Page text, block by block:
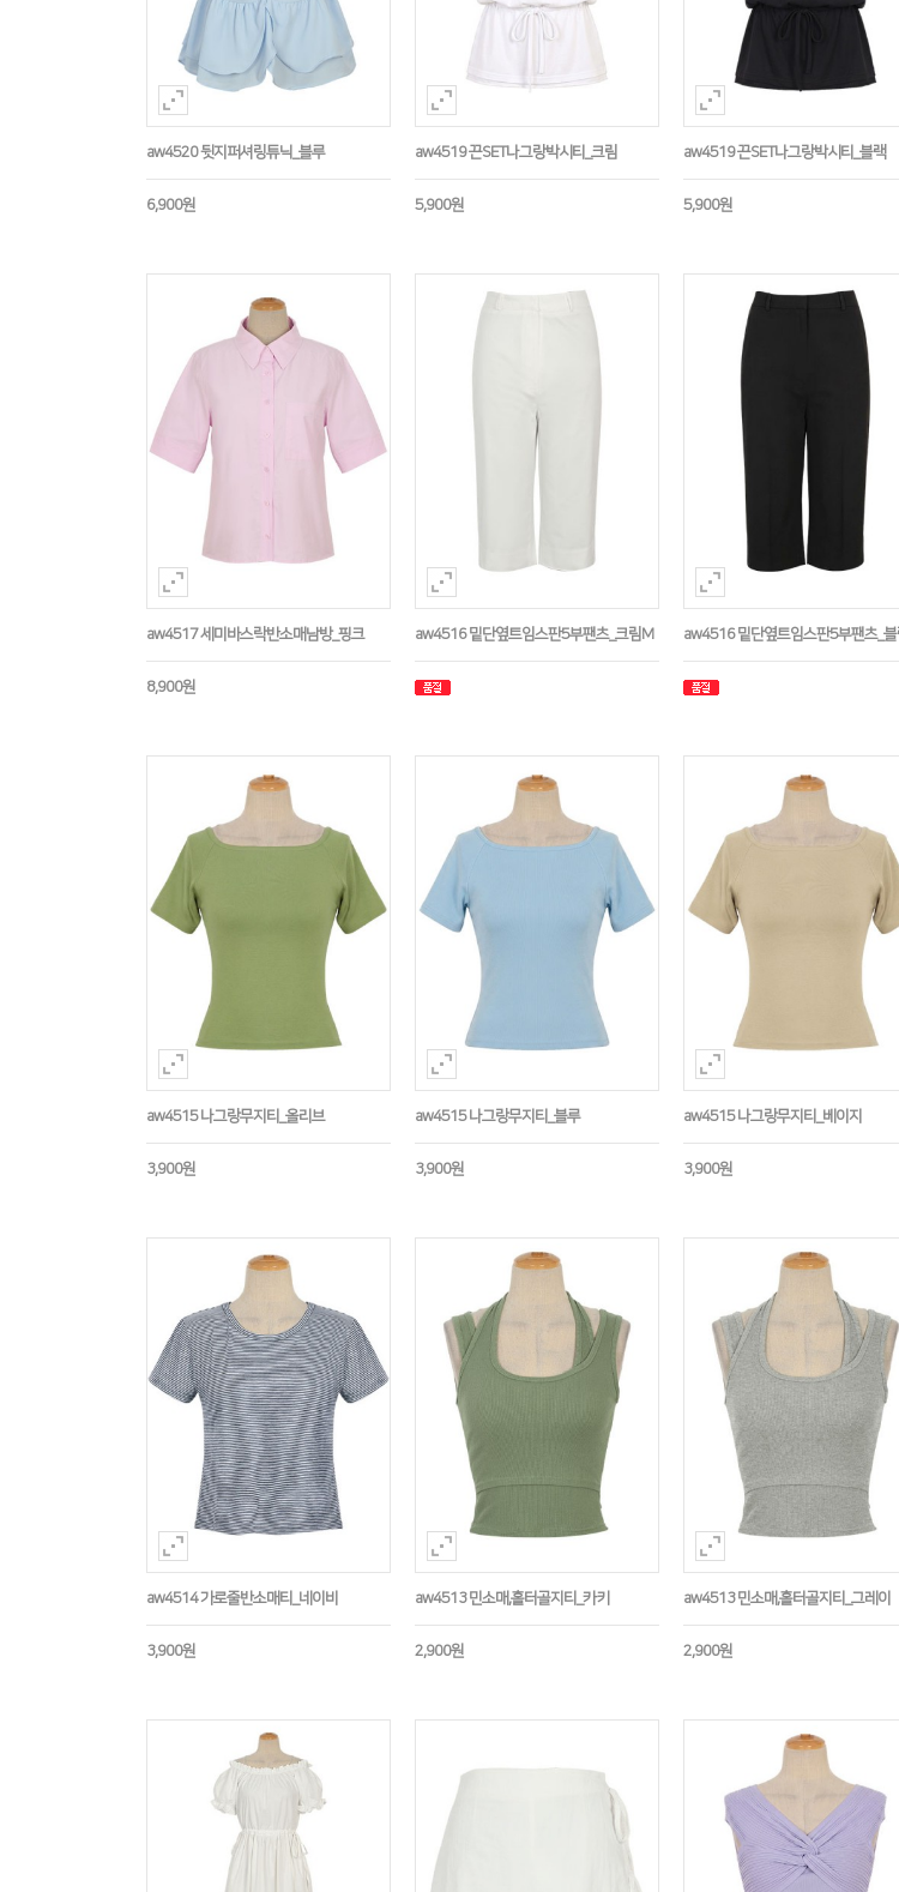
aw4520 뒷지퍼셔링튜닉_블루
6,900원
aw4519 끈SET나그랑박시티_크림
5,900원
aw4519 끈SET나그랑박시티_블랙
5,900원
aw4517 세미바스락반소매남방_핑크
8,900원
aw4516 밑단옆트임스판5부팬츠_크림M aw4516 밑단옆트임스판5부팬츠_
aw4515 나그랑무지티_올리브
3,900원
aw4515 나그랑무지티_블루
3,900원
aw4515 나그랑무지티_베이지
3,900원
aw4514 가로줄반소매티_네이비
3,900원
aw4513 민소매,홀터골지티_카키
2,900원
aw4513 민소매,홀터골지티_그레이
2,900원